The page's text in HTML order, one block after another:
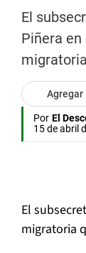
El
Piñera
Agregar
Por El
15 de abril
El
migratoria